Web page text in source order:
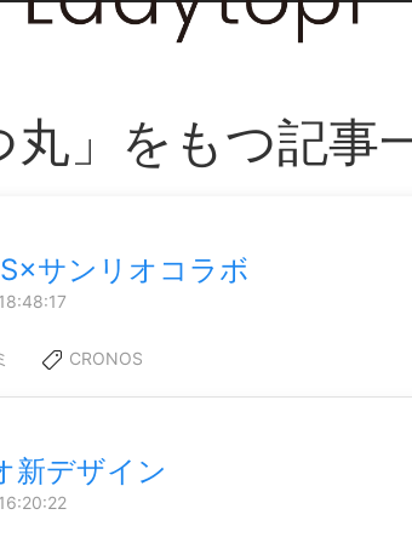
丸」をもつ記事
サンリオコラボ
CRONOS
新デザイン